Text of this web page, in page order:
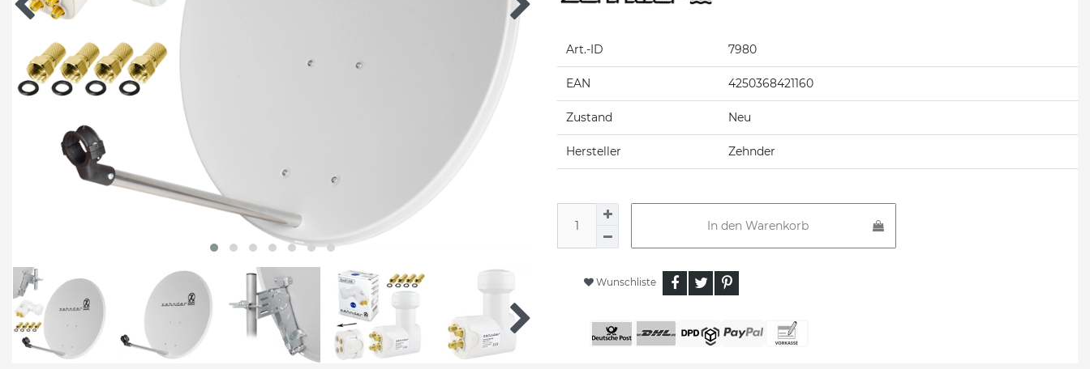
Art.-ID 7980
EAN 4250368421160
Zustand Neu
Hersteller Zehnder
In den Warenkorb
Wunschliste